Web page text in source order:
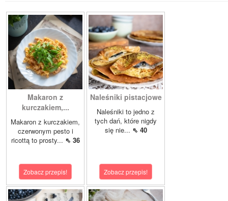
Makaron z
kurczakiem,...
Makaron z kurczakiem,
czerwonym pesto i
ricottą to prosty... ⇖ 36
Zobacz przepis!
Naleśniki pistacjowe
Naleśniki to jedno z
tych dań, które nigdy
się nie... ⇖ 40
Zobacz przepis!